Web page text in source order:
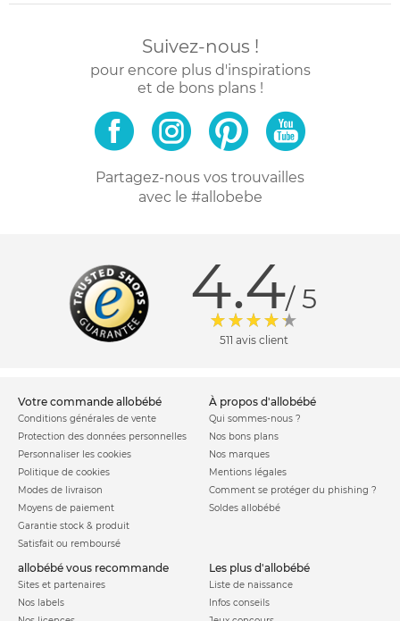
Suivez-nous !
pour encore plus d'inspirations
et de bons plans !
Partagez-nous vos trouvailles
avec le #allobebe
4.4/ 5
511 avis client
votre commande allobébé
Conditions générales de vente
Protection des données personnelles
Personnaliser les cookies
Politique de cookies
Modes de livraison
Moyens de paiement
Garantie stock & produit
Satisfait ou remboursé
à propos d'allobébé
Qui sommes-nous ?
Nos bons plans
Nos marques
Mentions légales
Comment se protéger du phishing ?
Soldes allobébé
allobébé vous recommande
Sites et partenaires
Nos labels
les plus d'allobébé
Liste de naissance
Infos conseils